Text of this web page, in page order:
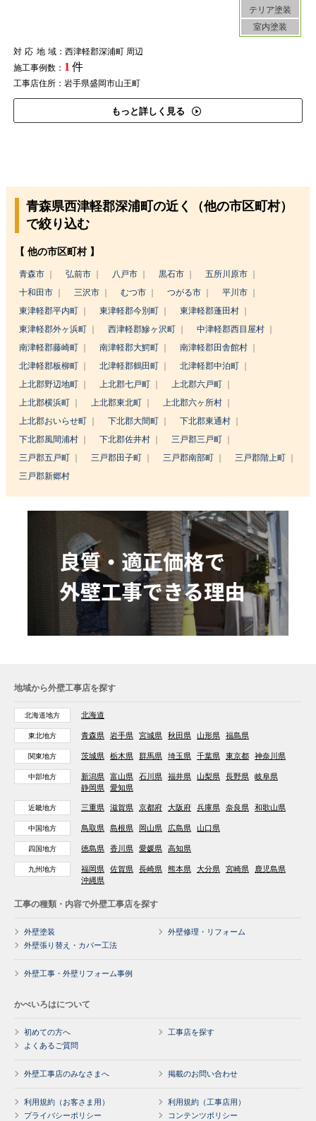
テリア塗装
室内塗装
対応地域：西津軽郡深浦町 周辺
施工事例数： 1 件
工事店住所：岩手県盛岡市山王町
もっと詳しく見る
青森県西津軽郡深浦町の近く（他の市区町村）
で絞り込む
【 他の市区町村 】
青森市 弘前市 八戸市 黒石市
五所川原市
十和田市
三沢市 むつ市 つがる市
平川市
東津軽郡平内町
東津軽郡今別町
東津軽郡蓬田村
東津軽郡外ヶ浜町
西津軽郡鰺ヶ沢町
中津軽郡西目屋村
南津軽郡藤崎町
南津軽郡大鰐町
南津軽郡田舎館村
北津軽郡板柳町
北津軽郡鶴田町
北津軽郡中泊町
上北郡野辺地町
上北郡七戸町
上北郡六戸町
上北郡横浜町
上北郡東北町
上北郡六ヶ所村
上北郡おいらせ町
下北郡大間町
下北郡東通村
下北郡風間浦村
下北郡佐井村
三戸郡三戸町
三戸郡五戸町
三戸郡田子町 三戸郡南部町
三戸郡階上町
三戸郡新郷村
地域から外壁工事店を探す
北海道地方 北海道
東北地方 青森県 岩手県 宮城県 秋田県 山形県 福島県
関東地方 茨城県 栃木県 群馬県 埼玉県 千葉県 東京都 神奈川県
中部地方 新潟県 富山県 石川県 福井県 山梨県 長野県
岐阜県
静岡県
愛知県
近畿地方 三重県 滋賀県 京都府 大阪府 兵庫県 奈良県 和歌山県
中国地方 鳥取県 島根県 岡山県 広島県 山口県
四国地方 徳島県 香川県 愛媛県 高知県
九州地方 福岡県 佐賀県 長崎県 熊本県 大分県 宮崎県
鹿児島県
沖縄県
工事の種類・内容で外壁工事店を探す
外壁塗装
外壁修理・リフォーム
外壁張り替え・カバー工法
外壁工事・外壁リフォーム事例
かべいろはについて
初めての方へ
工事店を探す
よくあるご質問
外壁工事店のみなさまへ 掲載のお問い合わせ
利用規約（お客さま用）
利用規約（工事店用）
プライバシーポリシー
コンテンツポリシー